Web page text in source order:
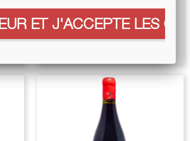
Ottavio Rube Bianco 2023 -
Valli Unite
Prix
13,90 €
ET J'ACCEPTE LES